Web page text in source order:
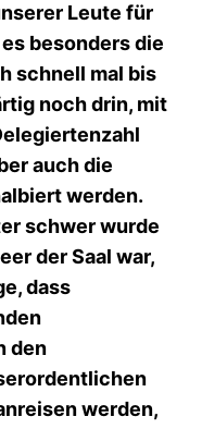
Leute für
besonders die
schnell mal bis
noch drin, mit
auch die
werden.
schwer wurde
der Saal war,
dass
den
werden,